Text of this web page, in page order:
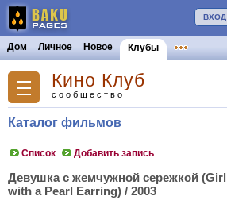
ВХОД
Дом Личное Новое Клубы
Кино Клуб
сообщество
Каталог фильмов
Список Добавить запись
Девушка с жемчужной сережкой (Girl
with a Pearl Earring) / 2003